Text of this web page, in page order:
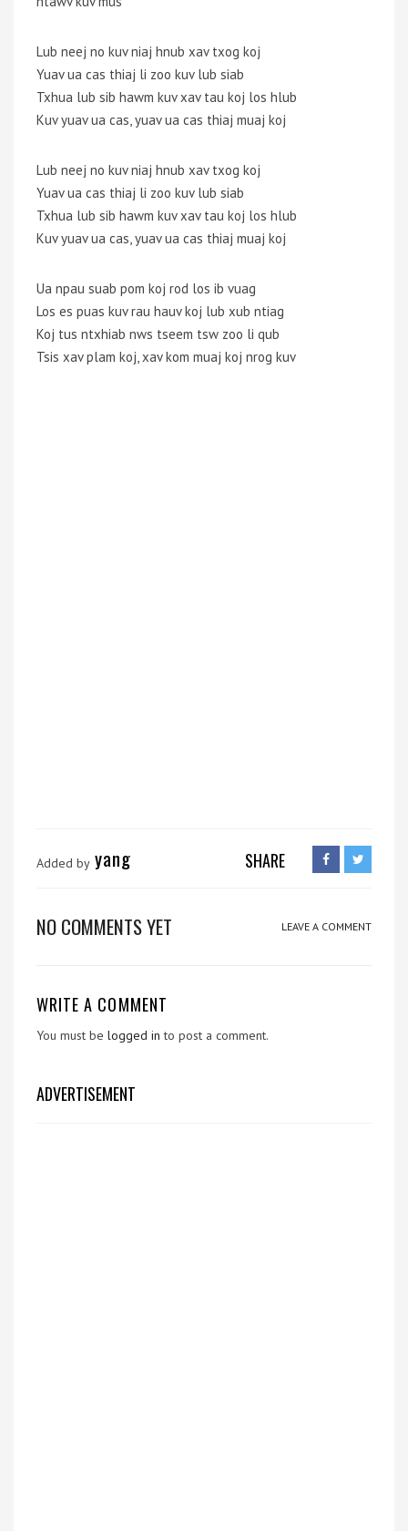
Lub neej no kuv niaj hnub xav txog koj
Yuav ua cas thiaj li zoo kuv lub siab
Txhua lub sib hawm kuv xav tau koj los hlub
Kuv yuav ua cas, yuav ua cas thiaj muaj koj
Lub neej no kuv niaj hnub xav txog koj
Yuav ua cas thiaj li zoo kuv lub siab
Txhua lub sib hawm kuv xav tau koj los hlub
Kuv yuav ua cas, yuav ua cas thiaj muaj koj
Ua npau suab pom koj rod los ib vuag
Los es puas kuv rau hauv koj lub xub ntiag
Koj tus ntxhiab nws tseem tsw zoo li qub
Tsis xav plam koj, xav kom muaj koj nrog kuv
Added by yang SHARE
NO COMMENTS YET LEAVE A COMMENT
WRITE A COMMENT
You must be logged in to post a comment.
ADVERTISEMENT